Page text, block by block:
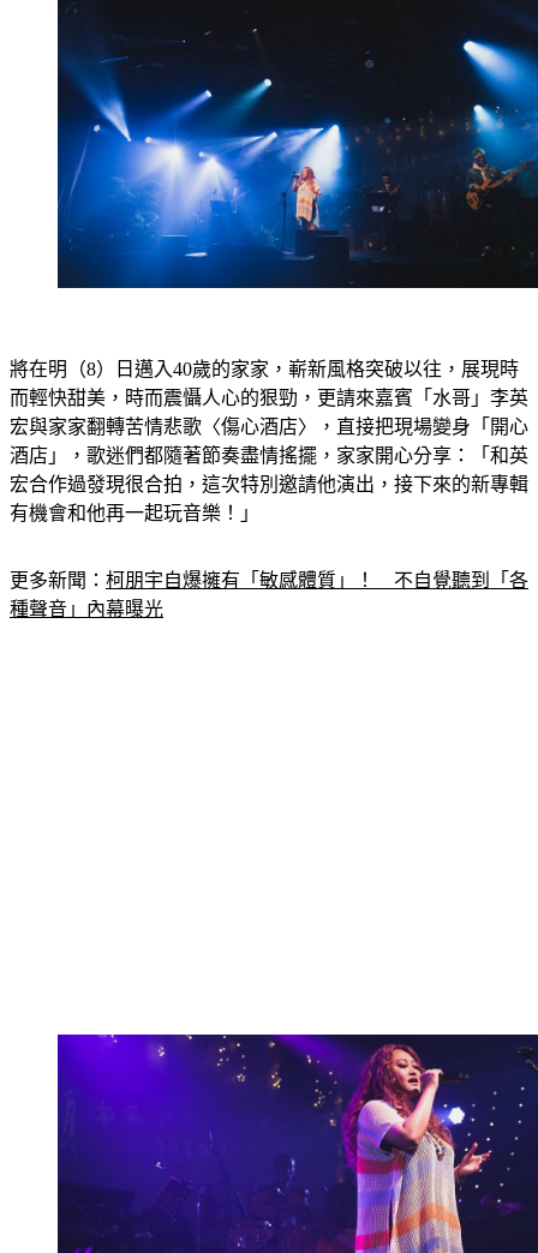
將在明（8）日邁入40歲的家家，嶄新風格突破以往，展現時
而輕快甜美，時而震懾人心的狠勁，更請來嘉賓「水哥」李英
宏與家家翻轉苦情悲歌〈傷心酒店〉，直接把現場變身「開心
酒店」，歌迷們都隨著節奏盡情搖擺，家家開心分享：「和英
宏合作過發現很合拍，這次特別邀請他演出，接下來的新專輯
有機會和他再一起玩音樂！」
更多新聞： 柯朋宇自爆擁有「敏感體質」！　不自覺聽到「各
種聲音」內幕曝光